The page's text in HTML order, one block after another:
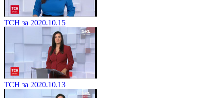
ТСН за 2020.10.15
ТСН за 2020.10.13